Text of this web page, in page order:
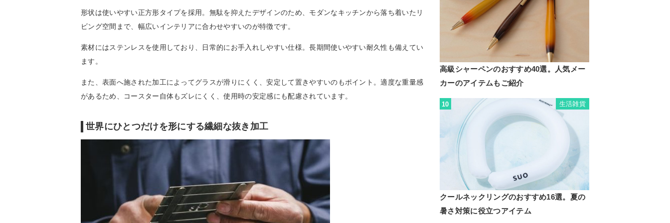
形状は使いやすい正方形タイプを採用。無駄を抑えたデザインのため、モダンなキッチンから落ち着いたリ
ビング空間まで、幅広いインテリアに合わせやすいのが特徴です。
素材にはステンレスを使用しており、日常的にお手入れしやすい仕様。長期間使いやすい耐久性も備えてい
ます。
また、表面へ施された加工によってグラスが滑りにくく、安定して置きやすいのもポイント。適度な重量感
があるため、コースター自体もズレにくく、使用時の安定感にも配慮されています。
世界にひとつだけを形にする繊細な抜き加工
高級シャーペンのおすすめ40選。人気メー
カーのアイテムもご紹介
10 生活雑貨
クールネックリングのおすすめ16選。夏の
暑さ対策に役立つアイテム